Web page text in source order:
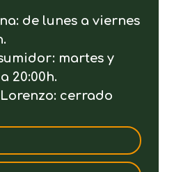
de lunes a viernes
martes y
20:00h.
cerrado